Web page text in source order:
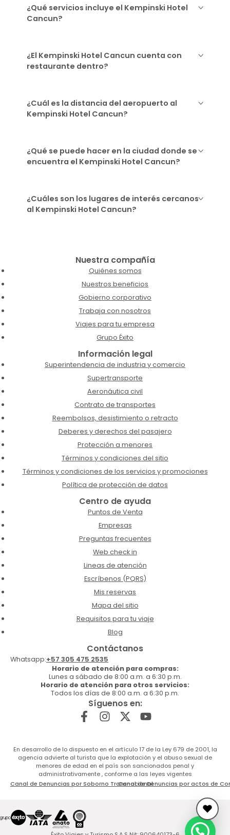
¿Qué servicios incluye el Kempinski Hotel
Cancun?
¿El Kempinski Hotel Cancun cuenta con
restaurante dentro?
¿Cuál es la distancia del aeropuerto al
Kempinski Hotel Cancun?
¿Qué se puede hacer en la ciudad donde se
encuentra el Kempinski Hotel Cancun?
¿Cuáles son los lugares de interés cercanos
al Kempinski Hotel Cancun?
Nuestra compañía
Quiénes somos
Nuestros beneficios
Gobierno corporativo
Trabaja con nosotros
Viajes para tu empresa
Grupo Éxito
Información legal
Superintendencia de industria y comercio
Supertransporte
Aeronáutica civil
Contrato de transportes
Reembolsos, desistimiento o retracto
Deberes y derechos del pasajero
Protección a menores
Términos y condiciones del sitio
Términos y condiciones de los servicios y promociones
Política de protección de datos
Centro de ayuda
Puntos de Venta
Empresas
Preguntas frecuentes
Web check in
Lineas de atención
Escríbenos (PQRS)
Mis reservas
Mapa del sitio
Requisitos para tu viaje
Blog
Contáctanos
Whatsapp:+57 305 475 2535
Horario de atención para compras:
Lunes a sábado de 8:00 a.m. a 6:30 p.m.
Horario de atención para otros servicios:
Todos los días de 8:00 a.m. a 6:30 p.m.
Síguenos en:
En desarrollo de lo dispuesto en el artículo 17 de la Ley 679 de 2001, la
agencia advierte al turista que la explotación y el abuso sexual de
menores de edad en el país son sancionados penal y
administrativamente , conforme a las leyes vigentes
Canal de Denuncias por Soborno TransnacionalCanal de Denuncias por actos de